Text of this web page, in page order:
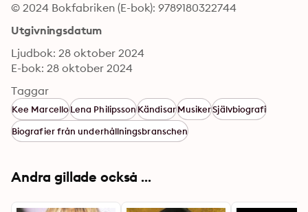
© 2024 Bokfabriken (E-bok): 9789180322744
Utgivningsdatum
Ljudbok: 28 oktober 2024
E-bok: 28 oktober 2024
Taggar
Kee MarcelloLena PhilipssonKändisarMusikerSjälvbiografi
Biografier från underhållningsbranschen
Andra gillade också ...